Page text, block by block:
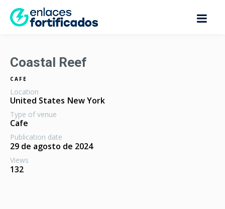
Coastal Reef
CAFE
Location
United States New York
Type of venue
Cafe
Publication date
29 de agosto de 2024
Views
132